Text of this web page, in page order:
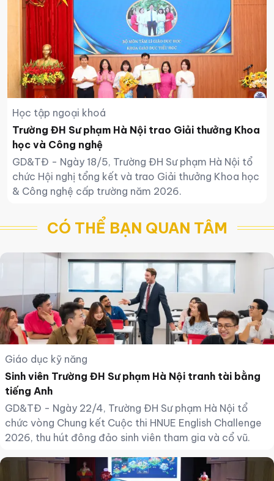
Học tập ngoại khoá
Trường ĐH Sư phạm Hà Nội trao Giải thưởng Khoa
học và Công nghệ
GD&TĐ - Ngày 18/5, Trường ĐH Sư phạm Hà Nội tổ
chức Hội nghị tổng kết và trao Giải thưởng Khoa học
& Công nghệ cấp trường năm 2026.
CÓ THỂ BẠN QUAN TÂM
Giáo dục kỹ năng
Sinh viên Trường ĐH Sư phạm Hà Nội tranh tài bằng
tiếng Anh
GD&TĐ - Ngày 22/4, Trường ĐH Sư phạm Hà Nội tổ
chức vòng Chung kết Cuộc thi HNUE English Challenge
2026, thu hút đông đảo sinh viên tham gia và cổ vũ.